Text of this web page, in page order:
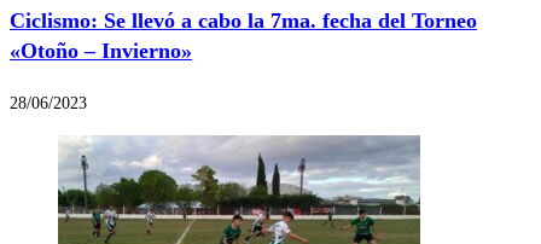
Ciclismo: Se llevó a cabo la 7ma. fecha del Torneo
«Otoño – Invierno»
28/06/2023